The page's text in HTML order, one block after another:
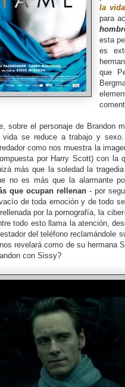
la
para
esta
es
que
sobre el personaje de Brandon
vida se reduce a trabajo y
como nos muestra la
por Harry Scott) con la
más que la soledad la
no es más que la alarmante
que ocupan rellenan- por
de toda emoción y de todo
por la pornografía, la
todo esto llama la atención,
del teléfono reclamándole
revelará como de su
con Sissy?